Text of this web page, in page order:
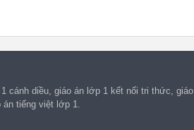
cánh diều, giáo án lớp 1 kết nối tri thức, giáo
án tiếng việt lớp 1.